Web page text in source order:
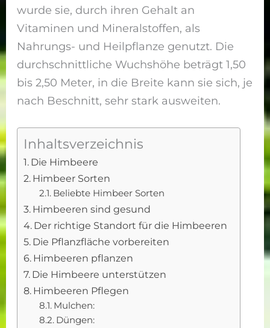
wurde sie, durch ihren Gehalt an
Vitaminen und Mineralstoffen, als
Nahrungs- und Heilpflanze genutzt. Die
durchschnittliche Wuchshöhe beträgt 1,50
bis 2,50 Meter, in die Breite kann sie sich, je
nach Beschnitt, sehr stark ausweiten.
Inhaltsverzeichnis
Die Himbeere
Himbeer Sorten
Beliebte Himbeer Sorten
Himbeeren sind gesund
Der richtige Standort für die Himbeeren
Die Pflanzfläche vorbereiten
Himbeeren pflanzen
Die Himbeere unterstützen
Himbeeren Pflegen
Mulchen:
Düngen: